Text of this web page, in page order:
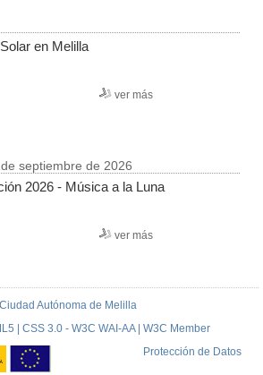
en Melilla
ver más
septiembre de 2026
2026 - Música a la Luna
ver más
Ciudad Autónoma de Melilla
| CSS 3.0 - W3C WAI-AA | W3C Member
Protección de Datos